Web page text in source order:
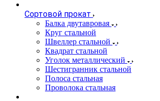
Сортовой прокат
Балка двутавровая
Круг стальной
Швеллер стальной
Квадрат стальной
Уголок металлический
Шестигранник стальной
Полоса стальная
Проволока стальная